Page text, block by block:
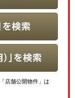
店舗公開物件」は